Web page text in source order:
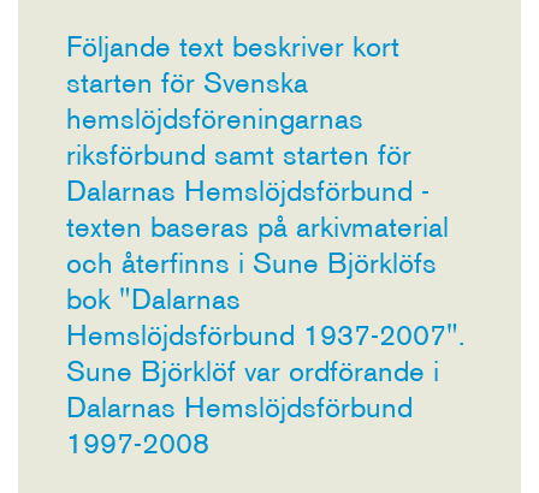
Följande text beskriver kort
starten för Svenska
hemslöjdsföreningarnas
riksförbund samt starten för
Dalarnas Hemslöjdsförbund -
texten baseras på arkivmaterial
och återfinns i Sune Björklöfs
bok "Dalarnas
Hemslöjdsförbund 1937-2007".
Sune Björklöf var ordförande i
Dalarnas Hemslöjdsförbund
1997-2008